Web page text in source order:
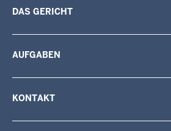
DAS GERICHT
AUFGABEN
KONTAKT